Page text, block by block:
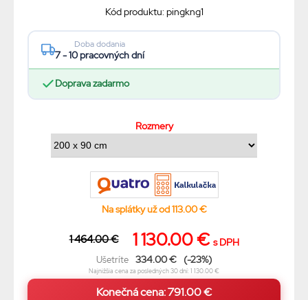
Kód produktu: pingkng1
Doba dodania
7 - 10 pracovných dní
Doprava zadarmo
Rozmery
Na splátky už od 113.00 €
1 464.00 € 1 130.00 € s DPH
Ušetríte 334.00 € (-23%)
Najnižšia cena za posledných 30 dní: 1 130.00 €